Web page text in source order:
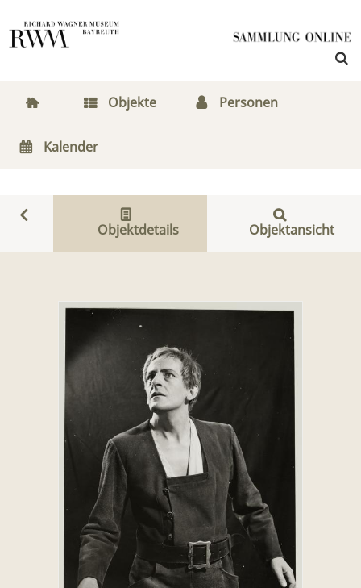
Objekte Personen
Kalender
Objektdetails Objektansicht